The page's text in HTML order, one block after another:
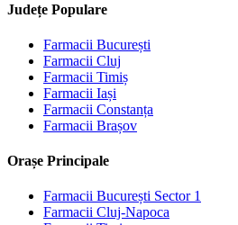
Județe Populare
Farmacii București
Farmacii Cluj
Farmacii Timiș
Farmacii Iași
Farmacii Constanța
Farmacii Brașov
Orașe Principale
Farmacii București Sector 1
Farmacii Cluj-Napoca